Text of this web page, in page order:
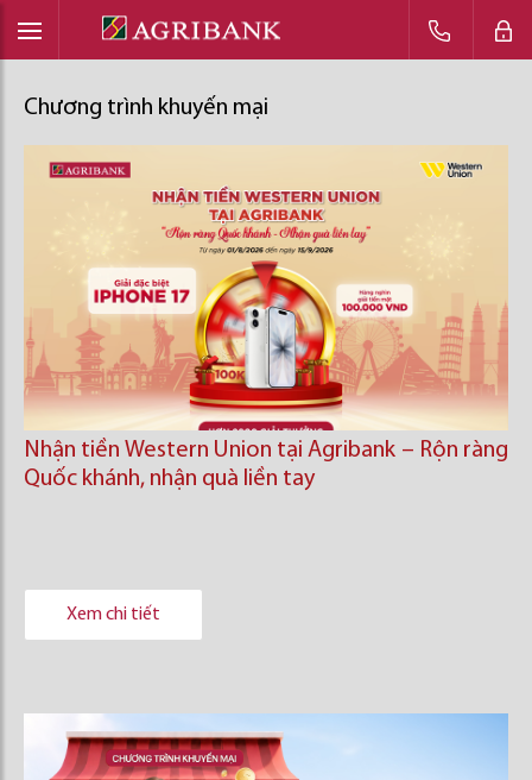
Chương trình khuyến mại
Nhận tiền Western Union tại Agribank – Rộn ràng
Quốc khánh, nhận quà liền tay
Xem chi tiết